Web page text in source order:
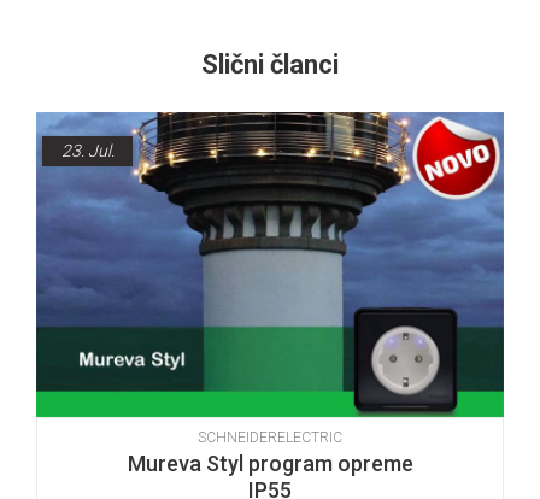
Slični članci
23. Jul.
SCHNEIDERELECTRIC
Mureva Styl program opreme
IP55